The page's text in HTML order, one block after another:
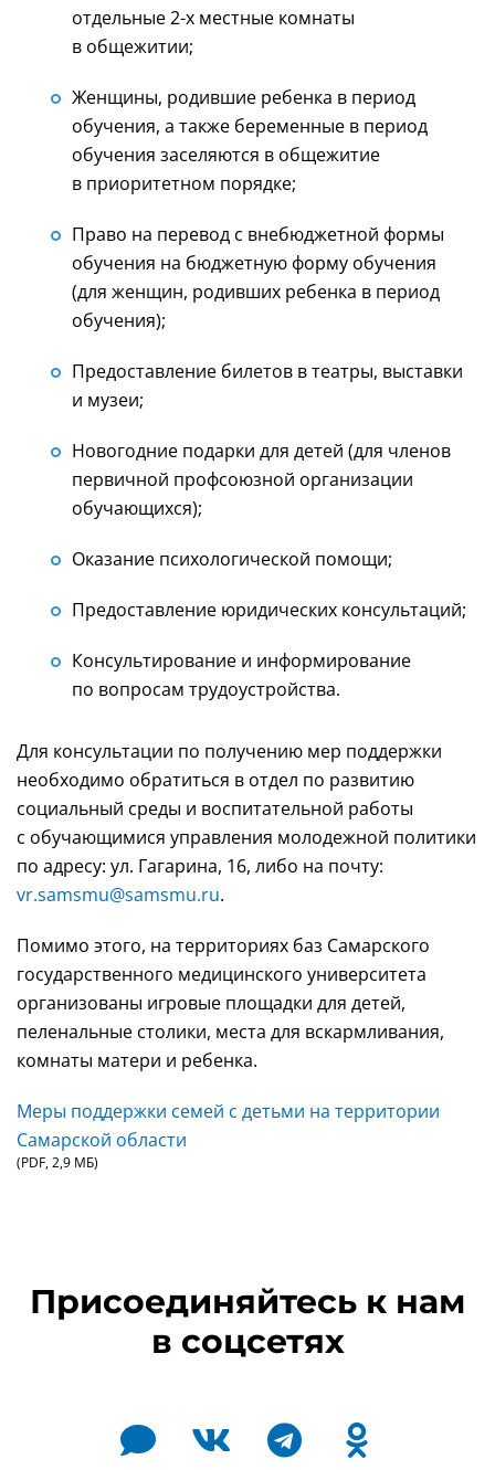
отдельные2-х местные комнаты
в общежитии;
Женщины, родившие ребенка в период
обучения, а также беременные в период
обучения заселяются в общежитие
в приоритетном порядке;
Право на перевод с внебюджетной формы
обучения на бюджетную форму обучения
(для женщин, родивших ребенка в период
обучения);
Предоставление билетов в театры, выставки
и музеи;
Новогодние подарки для детей (для членов
первичной профсоюзной организации
обучающихся);
Оказание психологической помощи;
Предоставление юридических консультаций;
Консультирование и информирование
по вопросам трудоустройства.
Для консультации по получению мер поддержки
необходимо обратиться в отдел по развитию
социальный среды и воспитательной работы
с обучающимися управления молодежной политики
по адресу: ул. Гагарина, 16, либо на почту:
vr.samsmu@samsmu.ru.
Помимо этого, на территориях баз Самарского
государственного медицинского университета
организованы игровые площадки для детей,
пеленальные столики, места для вскармливания,
комнаты матери и ребенка.
Меры поддержки семей с детьми на территории
Самарской области
(PDF, 2,9 МБ)
Присоединяйтесь к нам
в соцсетях